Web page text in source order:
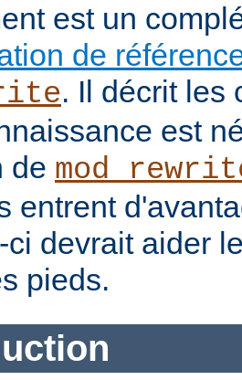
est un
de
. Il décrit les
est
de
entrent
ci devrait aider
pieds.